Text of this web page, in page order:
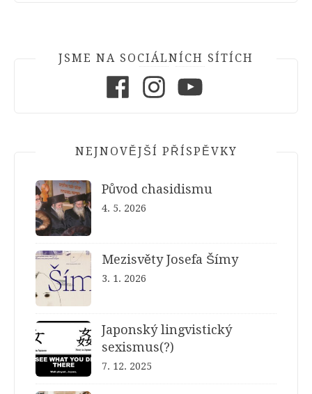
JSME NA SOCIÁLNÍCH SÍTÍCH
NEJNOVĚJŠÍ PŘÍSPĚVKY
Původ chasidismu
4. 5. 2026
Mezisvěty Josefa Šímy
3. 1. 2026
Japonský lingvistický
sexismus(?)
7. 12. 2025